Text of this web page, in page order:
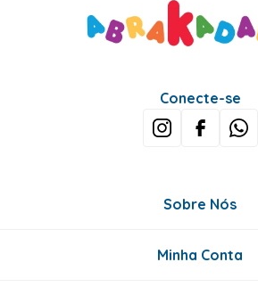
Conecte-se
Sobre Nós
Minha Conta